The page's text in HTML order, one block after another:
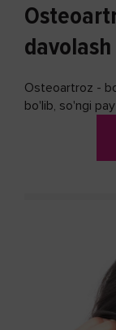
Osteoartroz -
bo'lib, so'ngi